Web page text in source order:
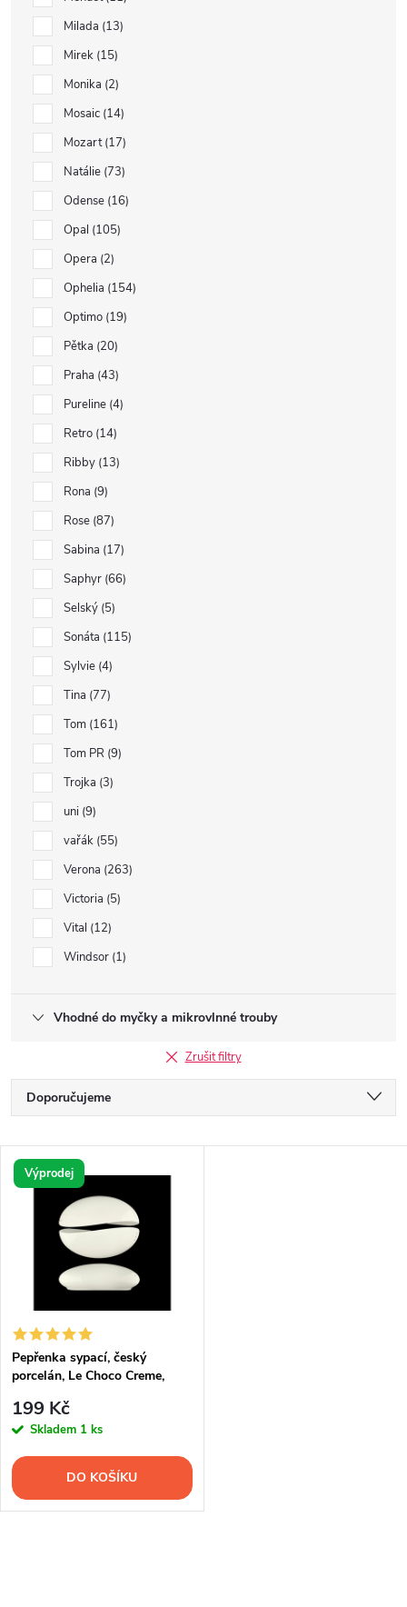
Milada 13
Mirek 15
Monika 2
Mosaic 14
Mozart 17
Natálie 73
Odense 16
Opal 105
Opera 2
Ophelia 154
Optimo 19
Pětka 20
Praha 43
Pureline 4
Retro 14
Ribby 13
Rona 9
Rose 87
Sabina 17
Saphyr 66
Selský 5
Sonáta 115
Sylvie 4
Tina 77
Tom 161
Tom PR 9
Trojka 3
uni 9
vařák 55
Verona 263
Victoria 5
Vital 12
Windsor 1
Vhodné do myčky a mikrovlnné trouby
Zrušit filtry
Ř
a
z
í
p
r
o
d
Doporučujeme
Nejdražší
Nejprodávanější
Abecedně
V
s
p
r
o
Výprodej
Pepřenka sypací, český
porcelán, Le Choco Creme,
199 Kč
Skladem 1 ks
DO KOŠÍKU